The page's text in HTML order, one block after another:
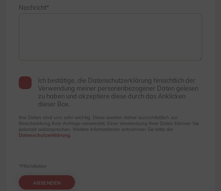
Nachricht
Ich bestätige, die Datenschutzerklärung hinsichtlich der
Verwendung meiner personenbezogener Daten gelesen
zu haben und akzeptiere diese durch das Anklicken
dieser Box.
Ihre Daten sind uns sehr wichtig. Diese werden daher ausschließlich zur
Beantwortung Ihrer Anfrage verwendet. Einer Verwendung Ihrer Daten können Sie
jederzeit widersprechen. Weitere Informationen entnehmen Sie bitte der
Datenschutzerklärung
ABSENDEN
*Pflichtfelder